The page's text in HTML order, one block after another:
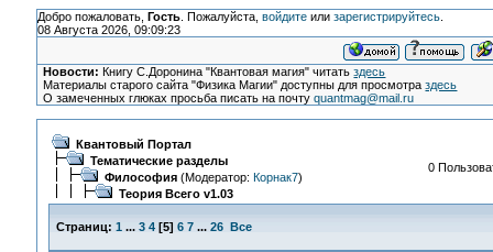
Добро пожаловать, Гость. Пожалуйста, войдитеили зарегистрируйтесь.
08 Августа 2026, 09:09:23
Новости: Книгу С.Доронина "Квантовая магия" читатьздесь
Материалы старого сайта "Физика Магии" доступны для просмотраздесь
О замеченных глюках просьба писать на почтуquantmag@mail.ru
Квантовый Портал
Тематические разделы
Философия(Модератор: Корнак7)
Теория Всего v1.03
0
Страниц: 1 ... 3 4[5] 6 7 ... 26 Все